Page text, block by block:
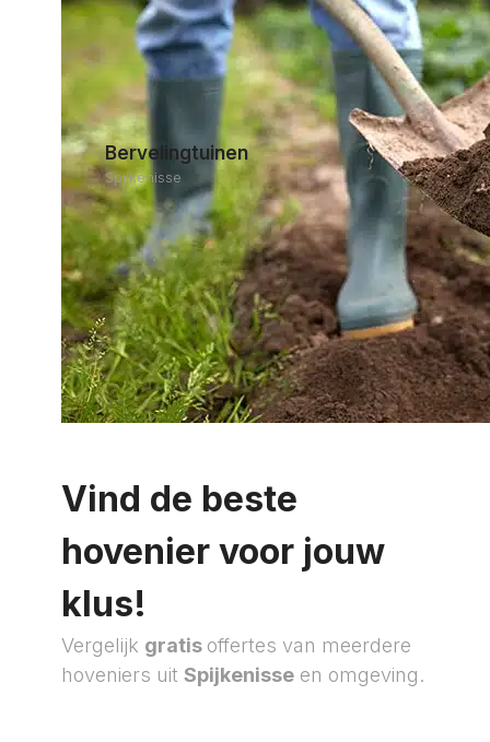
Bervelingtuinen
Spijkenisse
Vind de beste
hovenier voor jouw
klus!
Vergelijk gratis offertes van meerdere
hoveniers uit Spijkenisse en omgeving.